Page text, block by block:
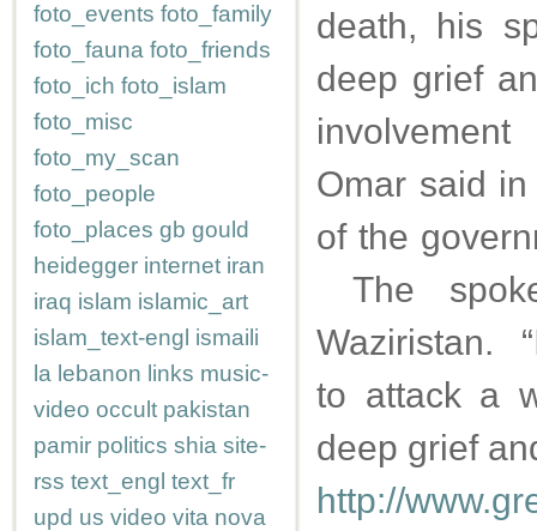
foto_events foto_family
foto_fauna foto_friends
foto_ich foto_islam
foto_misc
foto_my_scan
foto_people
foto_places gb gould
heidegger internet iran
iraq islam islamic_art
islam_text-engl ismaili
la lebanon links music-
video occult pakistan
pamir politics shia site-
rss text_engl text_fr
upd us video vita nova
death, his
deep grief
Omar said
of the
The
Waziristan.
to attack a
deep grief
http://